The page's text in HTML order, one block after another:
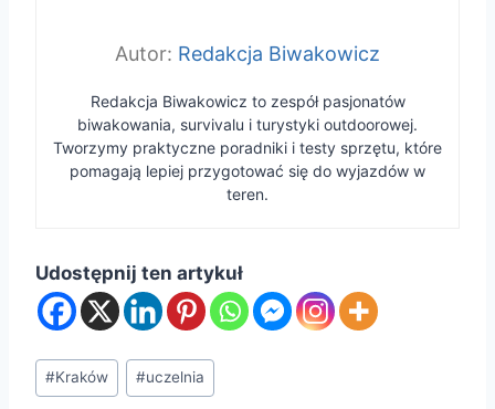
Redakcja Biwakowicz
Redakcja Biwakowicz to zespół pasjonatów
biwakowania, survivalu i turystyki outdoorowej.
Tworzymy praktyczne poradniki i testy sprzętu, które
pomagają lepiej przygotować się do wyjazdów w
teren.
Udostępnij ten artykuł
Tagi
wpisu:
#Kraków #uczelnia